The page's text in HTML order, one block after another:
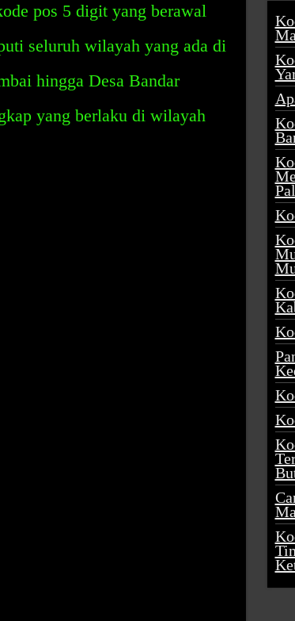
pos 5 digit yang berawal
seluruh wilayah yang ada di
hingga Desa Bandar
yang berlaku di wilayah